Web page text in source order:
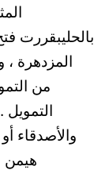
بالحليبقررت
المزدهرة
من
والأصدقاء
هيمن